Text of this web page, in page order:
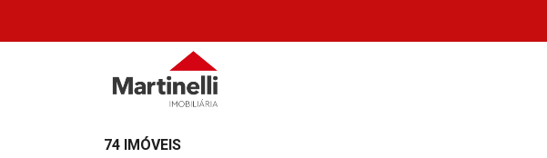
74 IMÓVEIS